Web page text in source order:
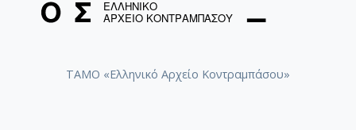
ΤΑΜΟ «Ελληνικό Αρχείο Κοντραμπάσου»